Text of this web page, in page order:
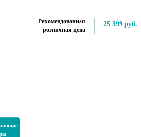
Рекомендованная
розничная цена
25 399 руб.